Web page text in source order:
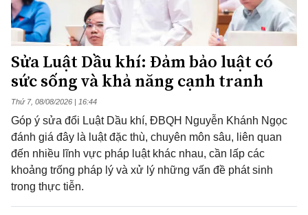
Sửa Luật Dầu khí: Đảm bảo luật có
sức sống và khả năng cạnh tranh
Thứ 7, 08/08/2026 | 16:44
Góp ý sửa đổi Luật Dầu khí, ĐBQH Nguyễn Khánh Ngọc
đánh giá đây là luật đặc thù, chuyên môn sâu, liên quan
đến nhiều lĩnh vực pháp luật khác nhau, cần lấp các
khoảng trống pháp lý và xử lý những vấn đề phát sinh
trong thực tiễn.